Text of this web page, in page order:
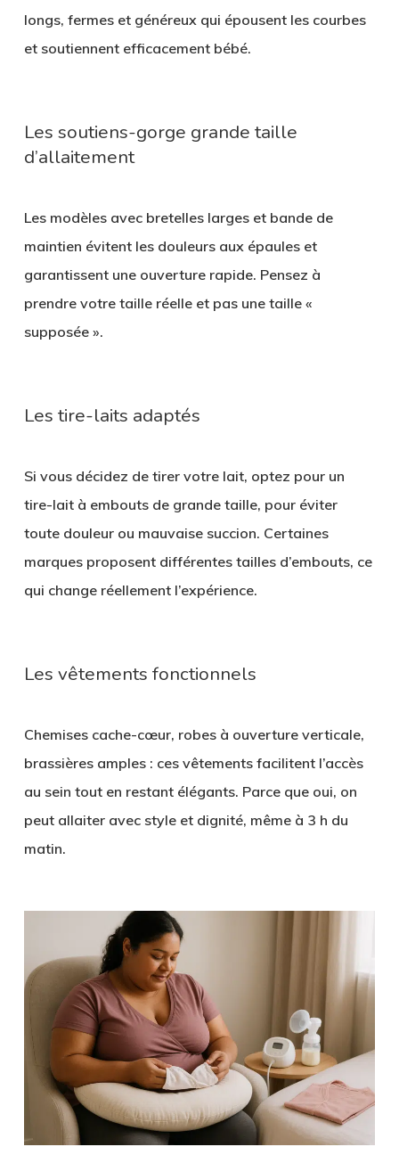
longs, fermes et généreuxqui épousent les courbes
et soutiennent efficacement bébé.
Les soutiens-gorge grande taille
d’allaitement
Les modèles avec bretelles larges et bande de
maintien évitent les douleurs aux épaules et
garantissent une ouverture rapide. Pensez à
prendre votre taille réelle et pas une taille «
supposée ».
Les tire-laits adaptés
Si vous décidez de tirer votre lait, optez pour un
tire-lait à embouts de grande taille, pour éviter
toute douleur ou mauvaise succion. Certaines
marques proposent différentes tailles d’embouts, ce
qui change réellement l’expérience.
Les vêtements fonctionnels
Chemises cache-cœur, robes à ouverture verticale,
brassières amples : ces vêtements facilitent l’accès
au sein tout en restant élégants. Parce que oui, on
peut allaiter avec style et dignité, même à 3 h du
matin.